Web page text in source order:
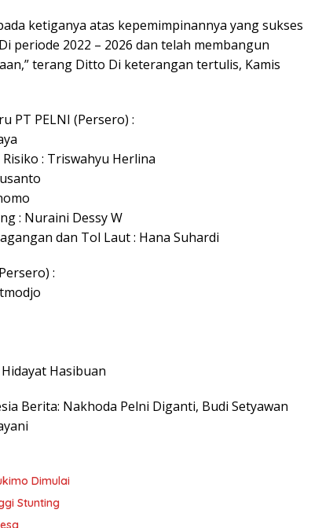
ketiganya atas kepemimpinannya yang sukses
periode 2022 – 2026 dan telah membangun
terang Ditto Di keterangan tertulis, Kamis
PT PELNI (Persero) :
: Triswahyu Herlina
: Nuraini Dessy W
dan Tol Laut : Hana Suhardi
:
Hasibuan
Berita: Nakhoda Pelni Diganti, Budi Setyawan
Dimulai
Stunting